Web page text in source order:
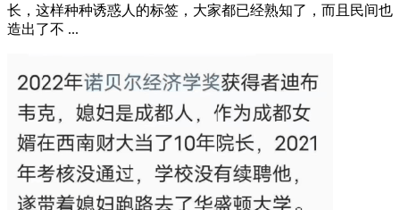
长，这样种种诱惑人的标签，大家都已经熟知了，而且民间也
造出了不 ...